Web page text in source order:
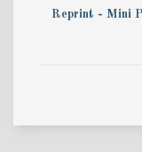
Reprint - Mini